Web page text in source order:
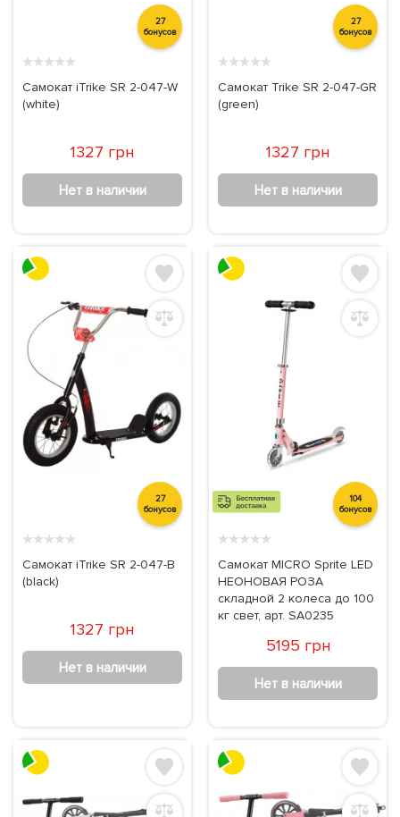
27
бонусов
★★★★★
Самокат iTrike SR 2-047-W
(white)
1327 грн
Нет в наличии
27
бонусов
★★★★★
Самокат Trike SR 2-047-GR
(green)
1327 грн
Нет в наличии
27
бонусов
★★★★★
Самокат iTrike SR 2-047-B
(black)
1327 грн
Нет в наличии
104
бонусов
★★★★★
Самокат MICRO Sprite LED
НЕОНОВАЯ РОЗА
складной 2 колеса до 100
кг свет, арт. SA0235
5195 грн
Нет в наличии